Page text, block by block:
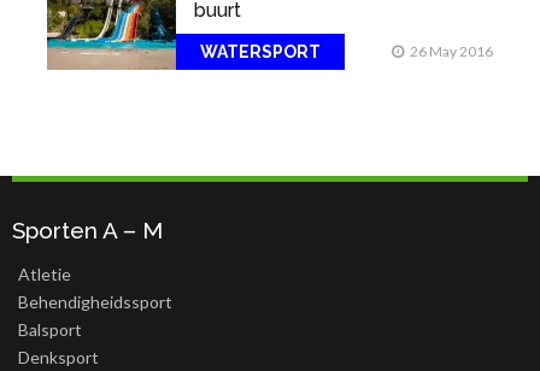
buurt
WATERSPORT 26 May 2016
Sporten A – M
Atletie
Behendigheidssport
Balsport
Denksport